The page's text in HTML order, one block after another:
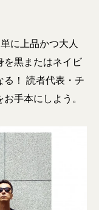
に上品かつ大人
を黒またはネイビ
る！ 読者代表・チ
手本にしよう。